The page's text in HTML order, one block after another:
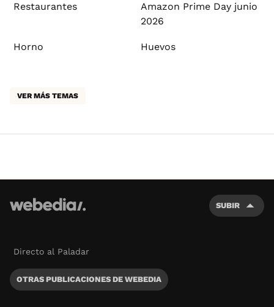
Restaurantes
Amazon Prime Day junio
2026
Horno Huevos
VER MÁS TEMAS
SUBIR
Directo al Paladar
OTRAS PUBLICACIONES DE WEBEDIA